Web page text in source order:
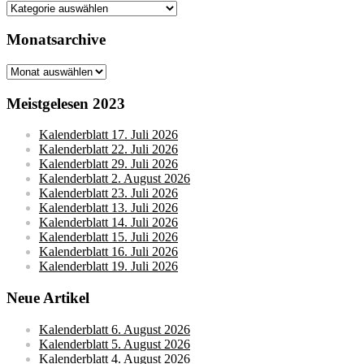
Kategorien
Monatsarchive
Monatsarchive
Meistgelesen 2023
Kalenderblatt 17. Juli 2026
Kalenderblatt 22. Juli 2026
Kalenderblatt 29. Juli 2026
Kalenderblatt 2. August 2026
Kalenderblatt 23. Juli 2026
Kalenderblatt 13. Juli 2026
Kalenderblatt 14. Juli 2026
Kalenderblatt 15. Juli 2026
Kalenderblatt 16. Juli 2026
Kalenderblatt 19. Juli 2026
Neue Artikel
Kalenderblatt 6. August 2026
Kalenderblatt 5. August 2026
Kalenderblatt 4. August 2026